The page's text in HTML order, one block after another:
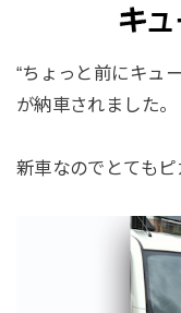
“ちょっと前にキュ
が納車されました。
新車なのでとてもピ